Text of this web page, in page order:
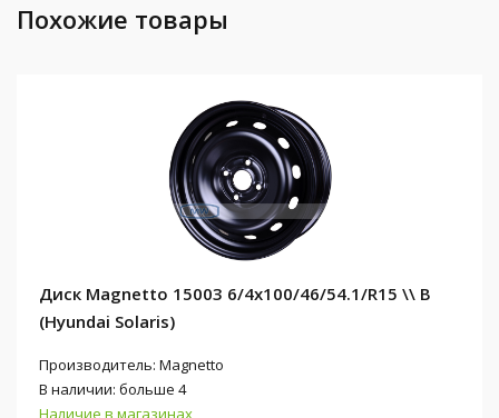
Похожие товары
Диск Magnetto 15003 6/4x100/46/54.1/R15 \\ B
(Hyundai Solaris)
Производитель: Magnetto
В наличии: больше 4
Наличие в магазинах